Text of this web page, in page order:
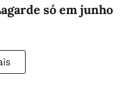
só em junho